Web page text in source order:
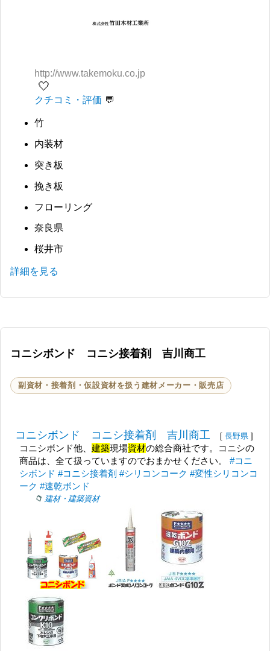
http://www.takemoku.co.jp
🤍
クチコミ・評価
竹
内装材
突き板
挽き板
フローリング
奈良県
桜井市
詳細を見る
コニシボンド コニシ接着剤 吉川商工
副資材・接着剤・仮設資材を扱う建材メーカー・販売店
コニシボンド コニシ接着剤 吉川商工 [ 長野県 ]
コニシボンド他、建築現場資材の総合商社です。コニシの
商品は、全て扱っていますのでおまかせください。#コニ
シボンド #コニシ接着剤 #シリコンコーク #変性シリコンコ
ーク #速乾ボンド
建材・建築資材